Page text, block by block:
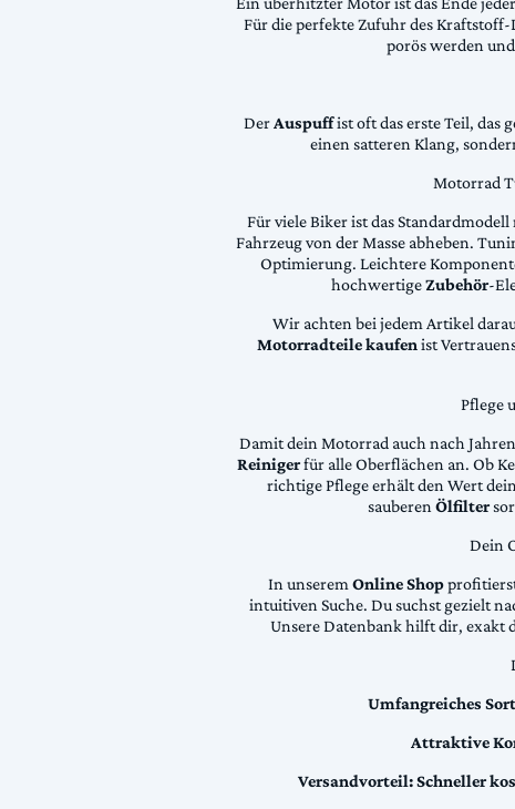
Für die perfekte Zufuhr des
porös werden
DerAuspuffist oft das erste Teil, das
einen satteren Klang,
Motorrad
Für viele Biker ist das
Fahrzeug von der Masse abheben.
Optimierung. Leichtere
hochwertigeZubehör-
Wir achten bei jedem Artikel
Motorradteile kaufenist
Pflege
Damit dein Motorrad auch nach
Reinigerfür alle Oberflächen an. Ob
richtige Pflege erhält den Wert
sauberenÖlfilter
Dein
In unseremOnline Shop
intuitiven Suche. Du suchst gezielt
Unsere Datenbank hilft dir, exakt
Umfangreiches
Attraktive
Versandvorteil:Schneller